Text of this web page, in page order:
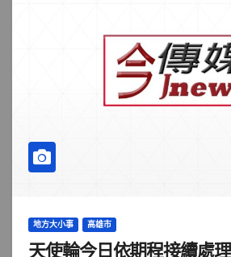
地方大小事 高雄市
天使輪今日依期程接續處